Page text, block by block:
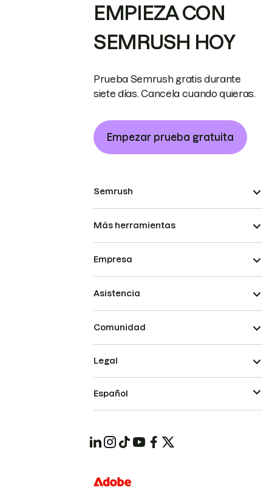
EMPIEZA CON
SEMRUSH HOY
Prueba Semrush gratis durante
siete días. Cancela cuando quieras.
Empezar prueba gratuita
Semrush
Más herramientas
Empresa
Asistencia
Comunidad
Legal
Español